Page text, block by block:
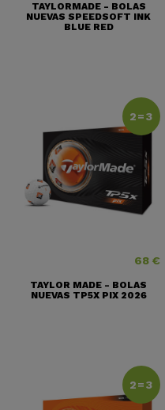
TAYLORMADE - BOLAS
NUEVAS SPEEDSOFT INK
BLUE RED
2=3
Precio
68 €
TAYLOR MADE - BOLAS
NUEVAS TP5X PIX 2026
2=3